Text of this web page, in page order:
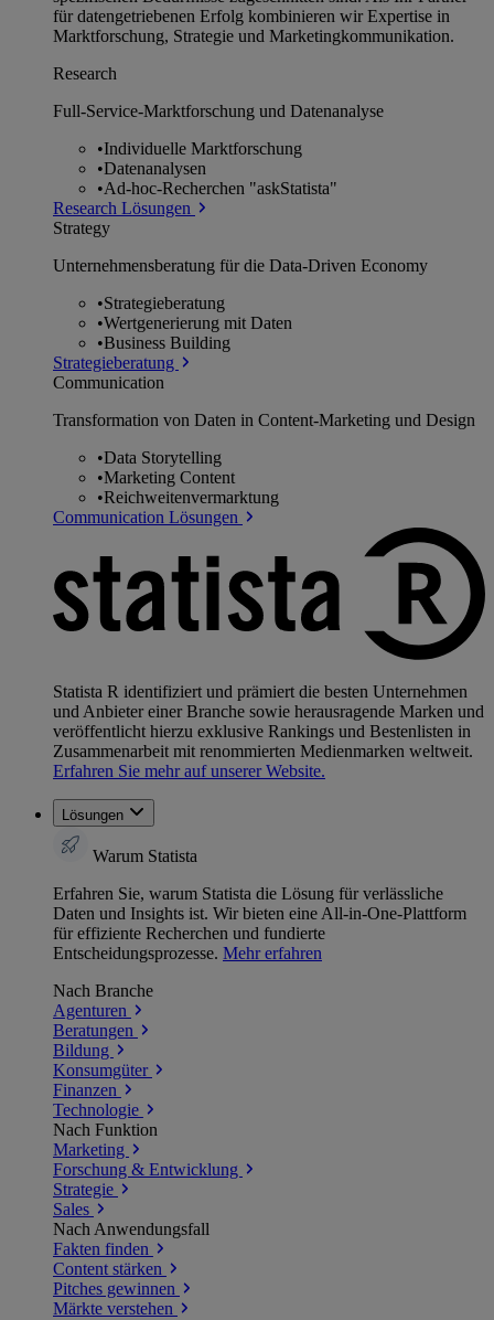
für datengetriebenen Erfolg kombinieren wir Expertise in
Marktforschung, Strategie und Marketingkommunikation.
Research
Full-Service-Marktforschung und Datenanalyse
•Individuelle Marktforschung
•Datenanalysen
•Ad-hoc-Recherchen "askStatista"
Research Lösungen
Strategy
Unternehmens­beratung für die Data-Driven Economy
•Strategieberatung
•Wertgenerierung mit Daten
•Business Building
Strategieberatung
Communication
Transformation von Daten in Content-Marketing und Design
•Data Storytelling
•Marketing Content
•Reichweitenvermarktung
Communication Lösungen
Statista R identifiziert und prämiert die besten Unternehmen
und Anbieter einer Branche sowie herausragende Marken und
veröffentlicht hierzu exklusive Rankings und Bestenlisten in
Zusammenarbeit mit renommierten Medienmarken weltweit.
Erfahren Sie mehr auf unserer Website.
Lösungen
Warum Statista
Erfahren Sie, warum Statista die Lösung für verlässliche
Daten und Insights ist. Wir bieten eine All-in-One-Plattform
für effiziente Recherchen und fundierte
Entscheidungsprozesse. Mehr erfahren
Nach Branche
Agenturen
Beratungen
Bildung
Konsumgüter
Finanzen
Technologie
Nach Funktion
Marketing
Forschung & Entwicklung
Strategie
Sales
Nach Anwendungsfall
Fakten finden
Content stärken
Pitches gewinnen
Märkte verstehen